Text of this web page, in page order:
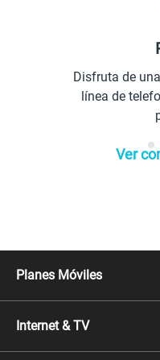
Disfruta de
línea de
Ver
Planes Móviles
Línea Nueva
Línea Adicional
Internet & TV